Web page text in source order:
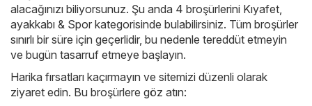
alacağınızı biliyorsunuz. Şu anda 4 broşürlerini Kıyafet,
ayakkabı & Spor kategorisinde bulabilirsiniz. Tüm broşürler
sınırlı bir süre için geçerlidir, bu nedenle tereddüt etmeyin
ve bugün tasarruf etmeye başlayın.
Harika fırsatları kaçırmayın ve sitemizi düzenli olarak
ziyaret edin. Bu broşürlere göz atın: